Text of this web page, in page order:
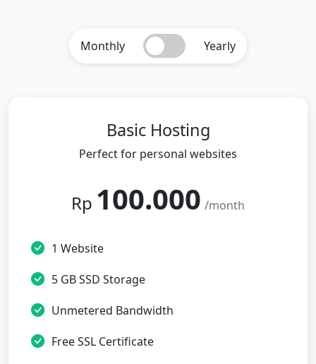
Monthly Yearly
Basic Hosting
Perfect for personal websites
Rp 100.000 /month
1 Website
5 GB SSD Storage
Unmetered Bandwidth
Free SSL Certificate